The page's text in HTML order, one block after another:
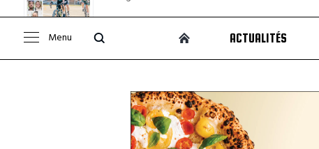
Consulter le
Menu ACTUALITÉS